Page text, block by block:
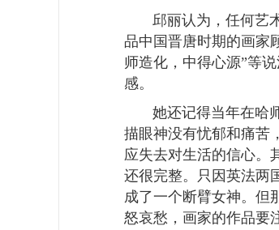
邱丽认为，任何艺
品中国晋唐时期的画家
师造化，中得心源”等
感。
她还记得当年在哈
描眼神没有忧郁和痛苦
应失去对生活的信心。
还很完整。只因英法两
成了一个断臂女神。但
怒哀愁，画家的作品要